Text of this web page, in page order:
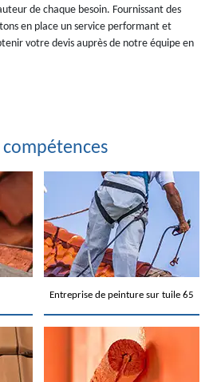
de chaque besoin. Fournissant des
en place un service performant et
votre devis auprès de notre équipe en
compétences
Entreprise de peinture sur tuile 65